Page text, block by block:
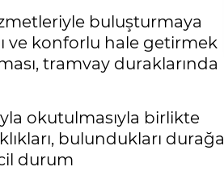
buluşturmaya
ve konforlu hale getirmek
tramvay duraklarında
okutulmasıyla birlikte
bulundukları durağa
durum